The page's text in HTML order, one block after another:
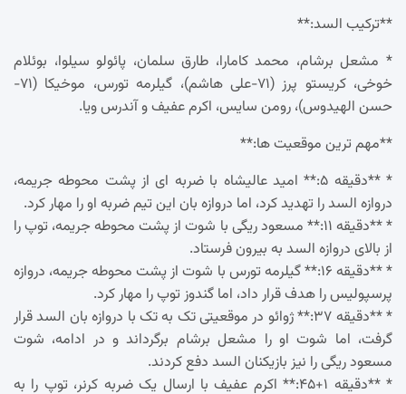
**ترکیب السد:**
* مشعل برشام، محمد کامارا، طارق سلمان، پائولو سیلوا، بوئلام
خوخی، کریستو پرز (۷۱-علی هاشم)، گیلرمه تورس، موخیکا (۷۱-
حسن الهیدوس)، رومن سایس، اکرم عفیف و آندرس ویا.
**مهم ترین موقعیت ها:**
* **دقیقه ۵:** امید عالیشاه با ضربه ای از پشت محوطه جریمه،
دروازه السد را تهدید کرد، اما دروازه بان این تیم ضربه او را مهار کرد.
* **دقیقه ۱۱:** مسعود ریگی با شوت از پشت محوطه جریمه، توپ را
از بالای دروازه السد به بیرون فرستاد.
* **دقیقه ۱۶:** گیلرمه تورس با شوت از پشت محوطه جریمه، دروازه
پرسپولیس را هدف قرار داد، اما گندوز توپ را مهار کرد.
* **دقیقه ۳۷:** ژوائو در موقعیتی تک به تک با دروازه بان السد قرار
گرفت، اما شوت او را مشعل برشام برگرداند و در ادامه، شوت
مسعود ریگی را نیز بازیکنان السد دفع کردند.
* **دقیقه ۱+۴۵:** اکرم عفیف با ارسال یک ضربه کرنر، توپ را به